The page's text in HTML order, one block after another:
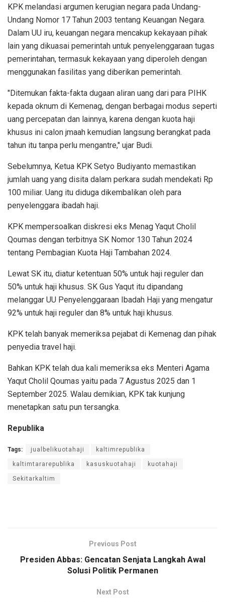
KPK melandasi argumen kerugian negara pada Undang-
Undang Nomor 17 Tahun 2003 tentang Keuangan Negara.
Dalam UU iru, keuangan negara mencakup kekayaan pihak
lain yang dikuasai pemerintah untuk penyelenggaraan tugas
pemerintahan, termasuk kekayaan yang diperoleh dengan
menggunakan fasilitas yang diberikan pemerintah.
"Ditemukan fakta-fakta dugaan aliran uang dari para PIHK
kepada oknum di Kemenag, dengan berbagai modus seperti
uang percepatan dan lainnya, karena dengan kuota haji
khusus ini calon jmaah kemudian langsung berangkat pada
tahun itu tanpa perlu mengantre," ujar Budi.
Sebelumnya, Ketua KPK Setyo Budiyanto memastikan
jumlah uang yang disita dalam perkara sudah mendekati Rp
100 miliar. Uang itu diduga dikembalikan oleh para
penyelenggara ibadah haji.
KPK mempersoalkan diskresi eks Menag Yaqut Cholil
Qoumas dengan terbitnya SK Nomor 130 Tahun 2024
tentang Pembagian Kuota Haji Tambahan 2024.
Lewat SK itu, diatur ketentuan 50% untuk haji reguler dan
50% untuk haji khusus. SK Gus Yaqut itu dipandang
melanggar UU Penyelenggaraan Ibadah Haji yang mengatur
92% untuk haji reguler dan 8% untuk haji khusus.
KPK telah banyak memeriksa pejabat di Kemenag dan pihak
penyedia travel haji.
Bahkan KPK telah dua kali memeriksa eks Menteri Agama
Yaqut Cholil Qoumas yaitu pada 7 Agustus 2025 dan 1
September 2025. Walau demikian, KPK tak kunjung
menetapkan satu pun tersangka.
Republika
Tags: jualbelikuotahaji kaltimrepublika
kaltimtararepublika kasuskuotahaji kuotahaji
Sekitarkaltim
Previous Post
Presiden Abbas: Gencatan Senjata Langkah Awal
Solusi Politik Permanen
Next Post